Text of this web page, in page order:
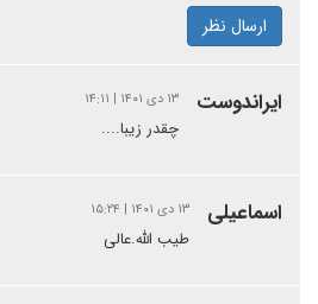
ارسال نظر
ایراندوست ۱۳ دی ۱۴۰۱ | ۱۴:۱۱
چقدر زیبا....
اسماعیلی ۱۳ دی ۱۴۰۱ | ۱۵:۲۴
طیب الله.عالی